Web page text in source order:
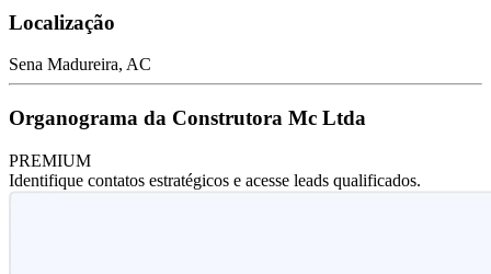
Localização
Sena Madureira, AC
Organograma da Construtora Mc Ltda
PREMIUM
Identifique contatos estratégicos e acesse leads qualificados.